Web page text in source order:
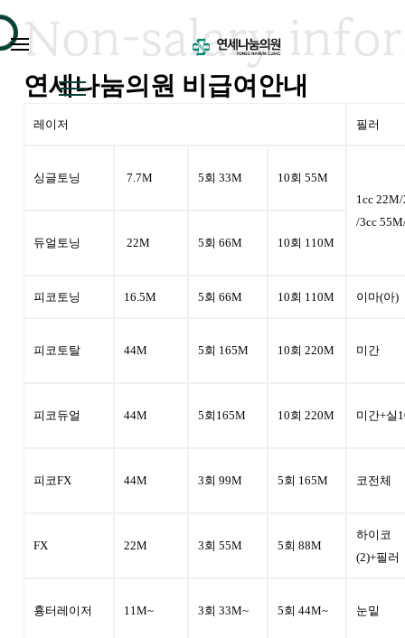
로그인/ 회원가입
연세나눔소개 ＋
보톡스/필러 ＋
커뮤니티
Non-salary
연세나눔의원 비급여안내
레이저 필러
싱글토닝 7.7M 5회 33M
10회 55M
1cc
/3cc
듀얼토닝
22M 5회 66M 10회 110M
피코토닝 16.5M 5회 66M 10회 110M 이마(아)
피코토탈 44M 5회 165M 10회 220M 미간
피코듀얼 44M 5회165M 10회 220M 미간+실
피코FX 44M 3회 99M 5회 165M 코전체
FX 22M 3회 55M 5회 88M
하이코
(2)+필러
흉터레이저 11M~ 3회 33M~ 5회 44M~ 눈밑